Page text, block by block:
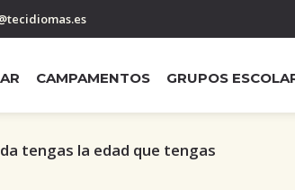
CAMPAMENTOS GRUPOS
tengas la edad que tengas